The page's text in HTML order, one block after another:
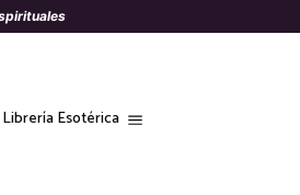
Librería Esotérica